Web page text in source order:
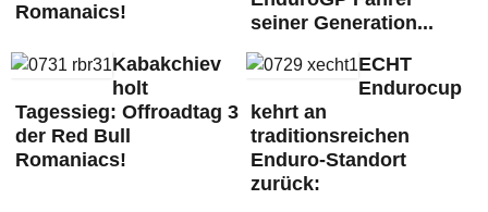
Romanaics!
seiner Generation...
Kabakchiev
holt
Tagessieg: Offroadtag 3
der Red Bull
Romaniacs!
ECHT
Endurocup
kehrt an
traditionsreichen
Enduro-Standort
zurück: